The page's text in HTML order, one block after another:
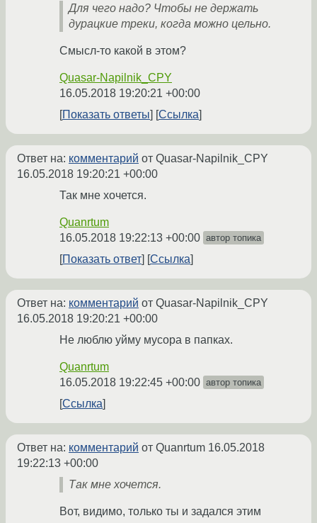
Для чего надо? Чтобы не держать
дурацкие треки, когда можно цельно.
Смысл-то какой в этом?
Quasar-Napilnik_CPY
16.05.2018 19:20:21 +00:00
Показать ответы
Ссылка
Ответ на: комментарий от Quasar-Napilnik_CPY
16.05.2018 19:20:21 +00:00
Так мне хочется.
Quanrtum
16.05.2018 19:22:13 +00:00 автор топика
Показать ответ Ссылка
Ответ на: комментарий от Quasar-Napilnik_CPY
16.05.2018 19:20:21 +00:00
Не люблю уйму мусора в папках.
Quanrtum
16.05.2018 19:22:45 +00:00 автор топика
Ссылка
Ответ на: комментарий от Quanrtum 16.05.2018
19:22:13 +00:00
Так мне хочется.
Вот, видимо, только ты и задался этим